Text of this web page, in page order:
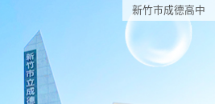
新竹巿成德高中